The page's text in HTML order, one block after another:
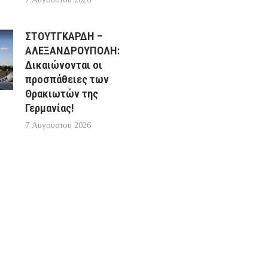
ΣΤΟΥΤΓΚΑΡΔΗ –
ΑΛΕΞΑΝΔΡΟΥΠΟΛΗ:
Δικαιώνονται οι
προσπάθειες των
Θρακιωτών της
Γερμανίας!
7 Αυγούστου 2026